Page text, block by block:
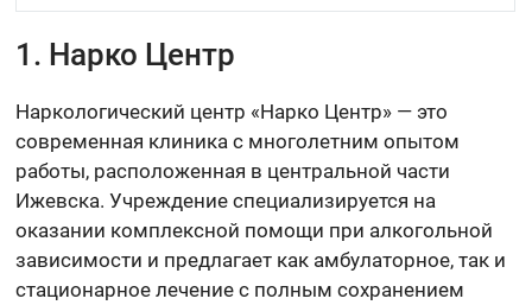
1. Нарко Центр
Наркологический центр «Нарко Центр» — это
современная клиника с многолетним опытом
работы, расположенная в центральной части
Ижевска. Учреждение специализируется на
оказании комплексной помощи при алкогольной
зависимости и предлагает как амбулаторное, так и
стационарное лечение с полным сохранением